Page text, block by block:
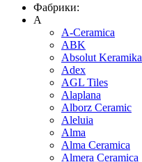
Фабрики:
A
A-Ceramica
ABK
Absolut Keramika
Adex
AGL Tiles
Alaplana
Alborz Ceramic
Aleluia
Alma
Alma Ceramica
Almera Ceramica